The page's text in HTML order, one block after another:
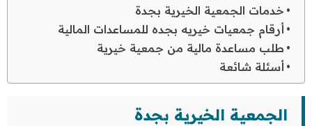
خدمات الجمعية الخيرية بجدة
أرقام جمعيات خيريه بجده للمساعدات المالية
طلب مساعدة مالية من جمعية خيرية
أسئلة شائعة
الجمعية الخيرية بجدة